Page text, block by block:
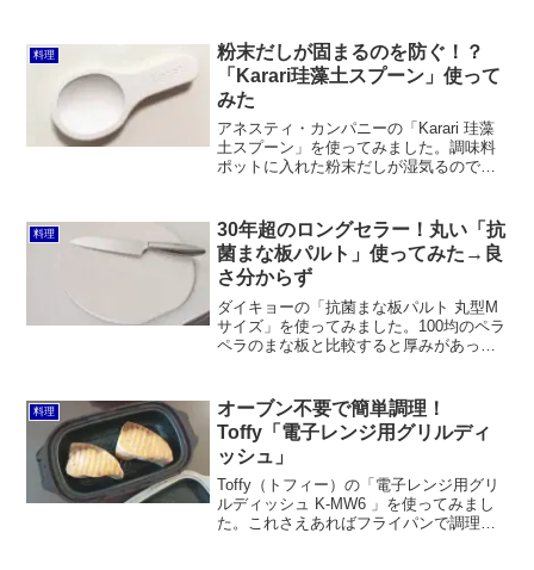
「イラッ！」としました。 ほとんどの人
にとって料理は“楽しくな...
料理
粉末だしが固まるのを防ぐ！？
「Karari珪藻土スプーン」使って
みた
アネスティ・カンパニーの「Karari 珪藻
土スプーン」を使ってみました。調味料
ポットに入れた粉末だしが湿気るので試
手は良いとは言えないので、スティック
タイプで良かったかなと思いました。な
お、当商品は製造元が石綿（アスベス
ト）を含まないことを公表しています。
料理
30年超のロングセラー！丸い「抗
菌まな板パルト」使ってみた→良
さ分からず
ダイキョーの「抗菌まな板パルト 丸型M
サイズ」を使ってみました。100均のペラ
ペラのまな板と比較すると厚みがあって
をザルなどに移しにくいのが難点。円い
ことのメリットも実感できませんでし
た。
料理
オーブン不要で簡単調理！
Toffy「電子レンジ用グリルディ
ッシュ」
Toffy（トフィー）の「電子レンジ用グリ
ルディッシュ K-MW6 」を使ってみまし
た。これさえあればフライパンで調理で